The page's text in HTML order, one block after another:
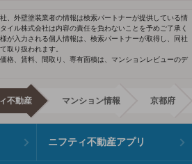
、外壁塗装業者の情報は検索パートナーが提供している情
イル株式会社は内容の責任を負わないことを予めご了承く
が入力される個人情報は、検索パートナーが取得し、同社
取り扱われます。
格、賃料、間取り、専有面積は、マンションレビューのデ
不動産 マンション情報 京都府
ニフティ不動産アプリ